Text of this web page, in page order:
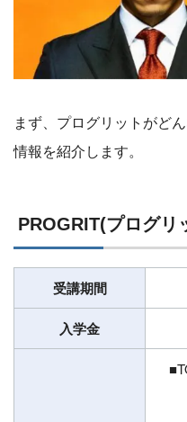
まず、プログリットがど
情報を紹介します。
PROGRIT(プログリ
受講期間
入学金